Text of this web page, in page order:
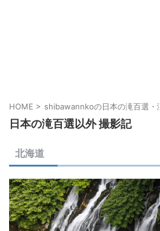
HOME > shibawannkoの日本の滝百選・
日本の滝百選以外 撮影記
北海道